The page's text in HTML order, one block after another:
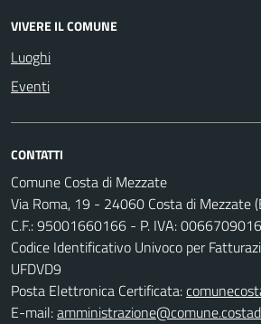
VIVERE IL COMUNE
Luoghi
Eventi
CONTATTI
Comune Costa di Mezzate
Via Roma, 19 - 24060 Costa di Mezzate
C.F.: 95001660166 - P. IVA:
Codice Identificativo Univoco per
UFDVD9
Posta Elettronica Certificata:
E-mail: